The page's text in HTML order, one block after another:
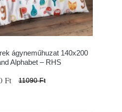
ágyneműhuzat 140x200
Alphabet – RHS
Ft 11090 Ft